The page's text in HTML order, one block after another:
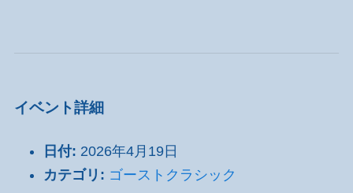
イベント詳細
日付: 2026年4月19日
カテゴリ: ゴーストクラシック